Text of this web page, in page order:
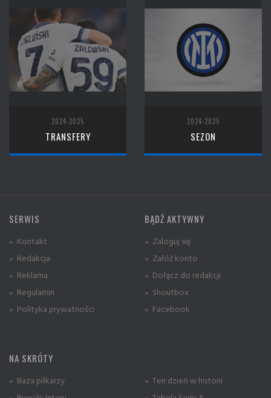
2024-2025
TRANSFERY
2024-2025
SEZON
SERWIS
» Kontakt
» Redakcja
» Reklama
» Regulamin
» Polityka prywatności
BĄDŹ AKTYWNY
» Zaloguj się
» Załóż konto
» Dołącz do redakcji
» Shoutbox
» Facebook
NA SKRÓTY
» Baza piłkarzy
» Ten dzień w historii